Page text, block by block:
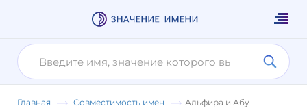
Главная Совместимость имен Альфира и Абу